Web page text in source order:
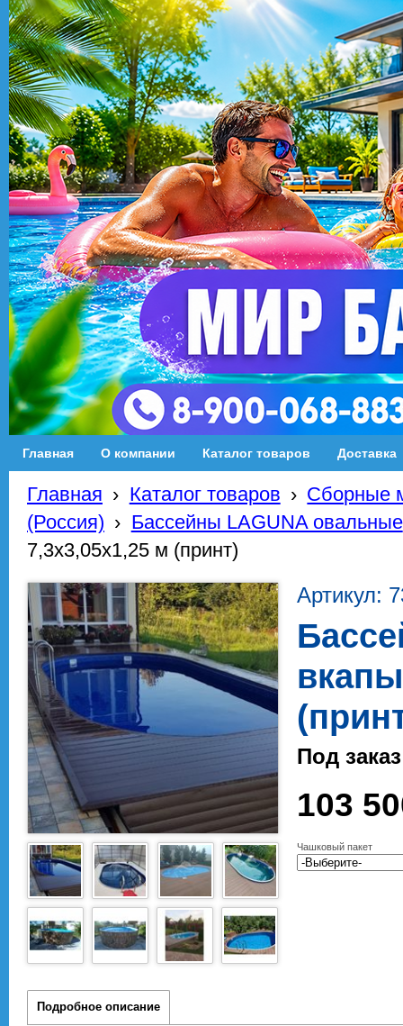
Главная О компании Каталог товаров Доставка
Главная › Каталог товаров › Сборные
(Россия) › Бассейны LAGUNA овальные
7,3х3,05х1,25 м (принт)
Артикул:
Под заказ
103
Чашковый пакет
Подробное описание